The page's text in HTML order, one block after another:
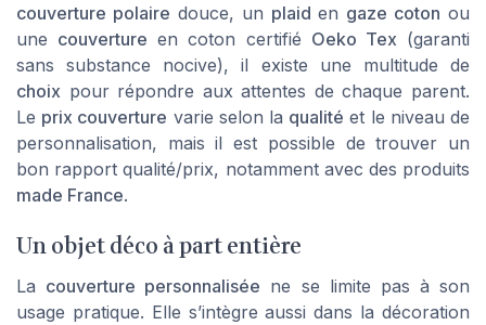
couverture polaire douce, un plaid en gaze coton ou
une couverture en coton certifié Oeko Tex (garanti
sans substance nocive), il existe une multitude de
choix pour répondre aux attentes de chaque parent.
Le prix couverture varie selon la qualité et le niveau de
personnalisation, mais il est possible de trouver un
bon rapport qualité/prix, notamment avec des produits
made France.
Un objet déco à part entière
La couverture personnalisée ne se limite pas à son
usage pratique. Elle s’intègre aussi dans la décoration